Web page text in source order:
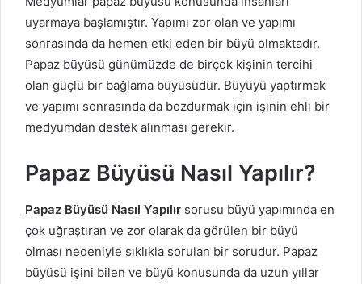
uyarmaya başlamıştır. Yapımı zor olan ve yapımı
sonrasında da hemen etki eden bir büyü olmaktadır.
Papaz büyüsü günümüzde de birçok kişinin tercihi
olan güçlü bir bağlama büyüsüdür. Büyüyü yaptırmak
ve yapımı sonrasında da bozdurmak için işinin ehli bir
medyumdan destek alınması gerekir.
Papaz Büyüsü Nasıl Yapılır?
Papaz Büyüsü Nasıl Yapılır sorusu büyü yapımında en
çok uğraştıran ve zor olarak da görülen bir büyü
olması nedeniyle sıklıkla sorulan bir sorudur. Papaz
büyüsü işini bilen ve büyü konusunda da uzun yıllar